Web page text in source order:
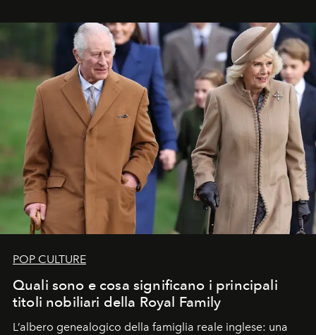
POP CULTURE
Quali sono e cosa significano i principali
titoli nobiliari della Royal Family
L’albero genealogico della famiglia reale inglese: una